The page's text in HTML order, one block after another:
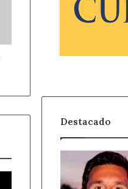
Destacado
Messi,